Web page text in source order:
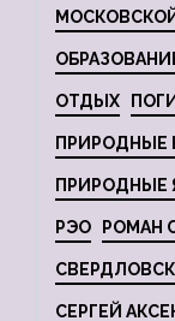
ОТДЫХ
ПРИРОДНЫЕ
ПРИРОДНЫЕ
РЭО РОМАН
СЕРГЕЙ